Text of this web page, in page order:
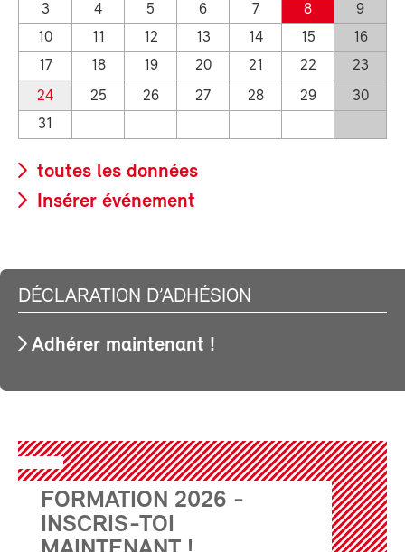
3
4 5 6 7 8
9
10
11 12 13 14 15
16
17
18 19 20 21 22
23
24
25 26 27 28 29
30
31
toutes les données
Insérer événement
DÉCLARATION D’ADHÉSION
Adhérer maintenant !
FORMATION 2026 -
INSCRIS-TOI